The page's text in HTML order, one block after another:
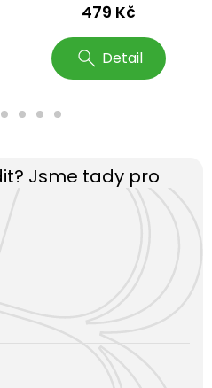
479 Kč
Detail
Jsme tady pro